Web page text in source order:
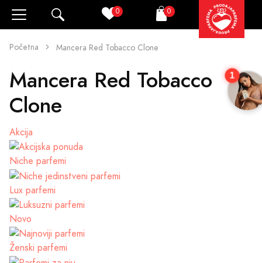
0 Korpa
0
Početna Mancera Red Tobacco Clone
Mancera Red Tobacco
Clone
Akcija
Niche parfemi
Lux parfemi
Novo
Ženski parfemi
1